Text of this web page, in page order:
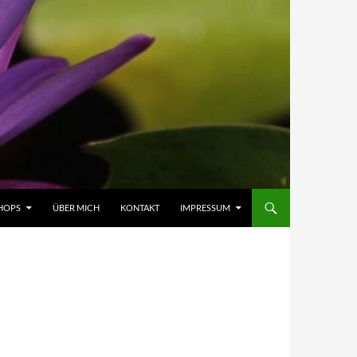
ÜBER MICH KONTAKT IMPRESSUM